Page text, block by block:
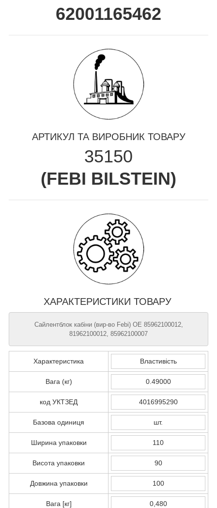
62001165462
АРТИКУЛ ТА ВИРОБНИК ТОВАРУ
35150
(FEBI BILSTEIN)
ХАРАКТЕРИСТИКИ ТОВАРУ
Сайлентблок кабіни (вир-во Febi) OE 85962100012,
81962100012, 85962100007
Характеристика Властивість
Вага (кг) 0.49000
код УКТЗЕД 4016995290
Базова одиниця шт.
Ширина упаковки 110
Висота упаковки 90
Довжина упаковки 100
Вага [кг] 0,480